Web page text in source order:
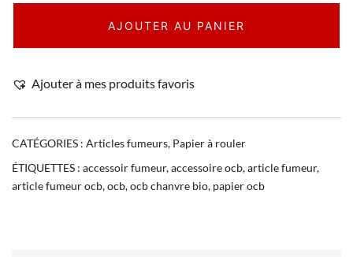
AJOUTER AU PANIER
Ajouter à mes produits favoris
CATÉGORIES : Articles fumeurs, Papier à rouler
ÉTIQUETTES : accessoir fumeur,accessoire ocb,article fumeur,
article fumeur ocb,ocb,ocb chanvre bio, papier ocb